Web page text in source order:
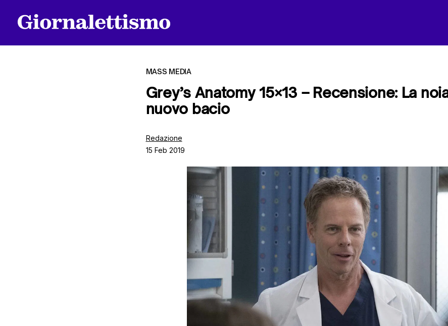
MASS MEDIA
Grey’s Anatomy 15×13 – Recensione: La
nuovo bacio
Redazione
15 Feb 2019